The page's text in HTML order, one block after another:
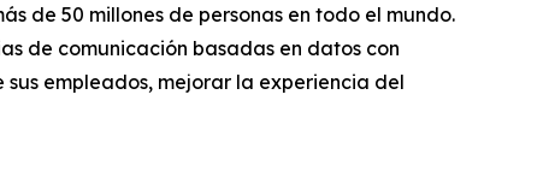
de 50 millones de personas en todo el mundo.
de comunicación basadas en datos con
empleados, mejorar la experiencia del